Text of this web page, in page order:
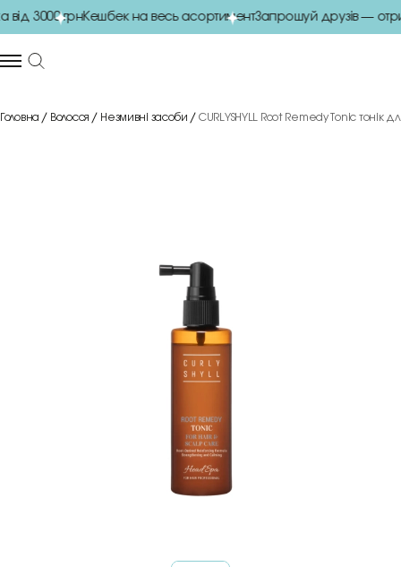
3000 грнКешбек на весь асортиментЗапрошуй друзів —
Головна Волосся Незмивні засоби CURLYSHYLL Root Remedy Tonic тонік